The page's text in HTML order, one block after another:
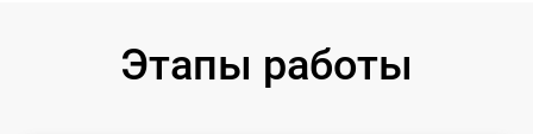
Этапы работы